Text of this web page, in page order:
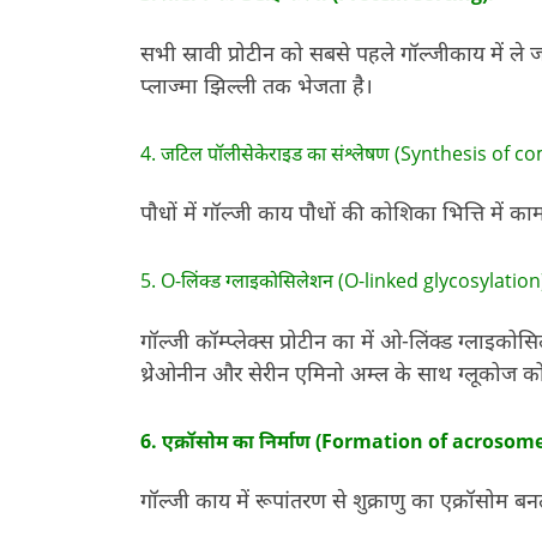
सभी स्रावी प्रोटीन को सबसे पहले गॉल्जीकाय में
प्लाज्मा झिल्ली तक भेजता है।
4. जटिल पॉलीसेकेराइड का संश्लेषण (Synthesis of
पौधों में गॉल्जी काय पौधों की कोशिका भित्ति में
5. O-लिंक्ड ग्लाइकोसिलेशन (O-linked
गॉल्जी कॉम्प्लेक्स प्रोटीन का में ओ-लिंक्ड
थ्रेओनीन और सेरीन एमिनो अम्ल के साथ ग्लूकोज को
6. एक्रॉसोम का निर्माण (Formation of
गॉल्जी काय में रूपांतरण से शुक्राणु का एक्रॉसोम